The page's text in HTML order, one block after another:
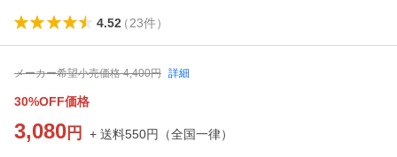
4.52（23件）
メーカー希望小売価格 4,400円 詳細
30%OFF価格
3,080 円 + 送料550円 （全国一律）